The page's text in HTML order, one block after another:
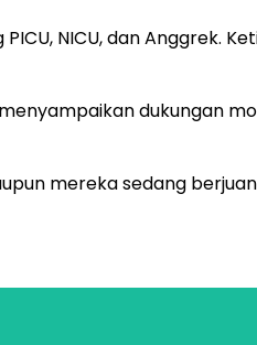
NICU, dan Anggrek.
dukungan
mereka sedang